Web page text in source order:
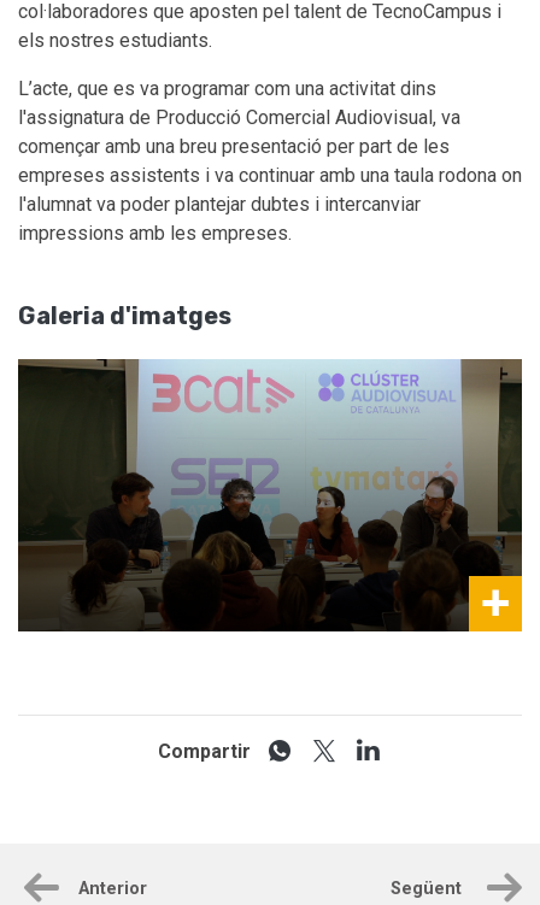
col·laboradores que aposten pel talent de TecnoCampus i
els nostres estudiants.
L’acte, que es va programar com una activitat dins
l'assignatura de Producció Comercial Audiovisual, va
començar amb una breu presentació per part de les
empreses assistents i va continuar amb una taula rodona on
l'alumnat va poder plantejar dubtes i intercanviar
impressions amb les empreses.
Galeria d'imatges
Compartir
Anterior Següent